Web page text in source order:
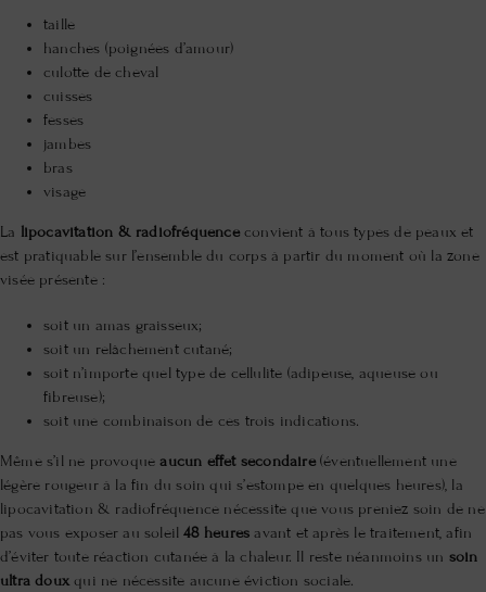
taille
hanches (poignées d’amour)
culotte de cheval
cuisses
fesses
jambes
bras
visage
La lipocavitation & radiofréquenceconvient à tous types de peaux et
est pratiquable sur l’ensemble du corps à partir du moment où la zone
visée présente :
soit un amas graisseux;
soit un relâchement cutané;
soit n’importe quel type de cellulite (adipeuse, aqueuse ou
fibreuse);
soit une combinaison de ces trois indications.
Même s’il ne provoqueaucun effet secondaire(éventuellement une
légère rougeur à la fin du soin qui s’estompe en quelques heures), la
lipocavitation & radiofréquence nécessite que vous preniez soin de ne
pas vous exposer au soleil48 heures avant et après le traitement, afin
d’éviter toute réaction cutanée à la chaleur. Il reste néanmoins un soin
ultra doux qui ne nécessite aucune éviction sociale.